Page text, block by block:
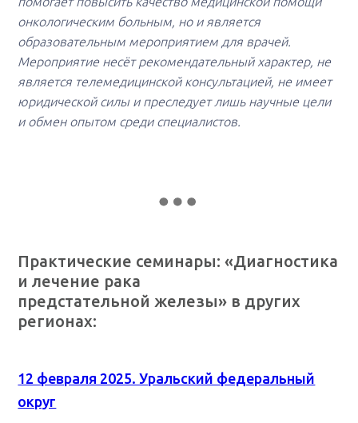
онкологическим больным, но и является
образовательным мероприятием для врачей.
Мероприятие несёт рекомендательный характер, не
является телемедицинской консультацией, не имеет
юридической силы и преследует лишь научные цели
и обмен опытом среди специалистов.
Практические семинары: «Диагностика
и лечение рака
предстательной железы» в других
регионах:
12 февраля 2025. Уральский федеральный
округ